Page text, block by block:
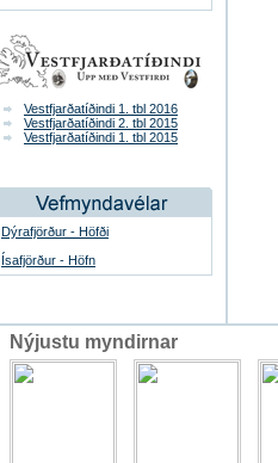
Vestfjarðatíðindi 1. tbl 2016
Vestfjarðatíðindi 2. tbl 2015
Vestfjarðatíðindi 1. tbl 2015
Dýrafjörður - Höfði
Ísafjörður - Höfn
Nýjustu myndirnar